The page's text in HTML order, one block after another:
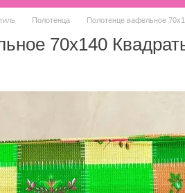
Полотенца Полотенце вафельное
70х140